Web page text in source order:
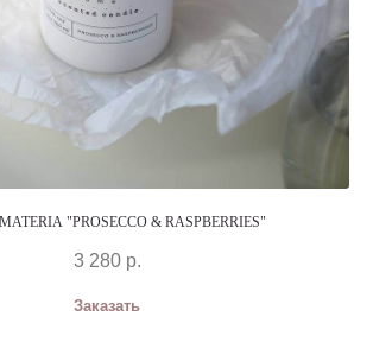
"PROSECCO & RASPBERRIES"
3 280 р.
Заказать